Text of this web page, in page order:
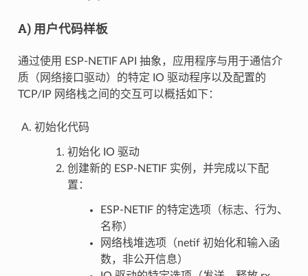
A) 用户代码样板
通过使用 ESP-NETIF API 抽象，应用程序与用于通信介
质（网络接口驱动）的特定 IO 驱动程序以及配置的
TCP/IP 网络栈之间的交互可以概括如下：
初始化代码
初始化 IO 驱动
创建新的 ESP-NETIF 实例，并完成以下配
置：
ESP-NETIF 的特定选项（标志、行为、
名称）
网络栈堆选项（netif 初始化和输入函
数，非公开信息）